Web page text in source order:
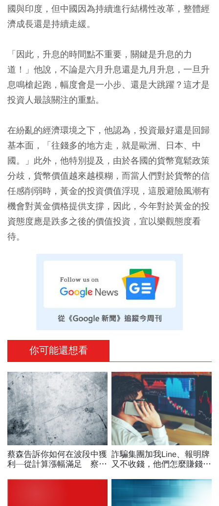
國與印度，但中國因為持續進行結構性改革，整體經
濟成長還是持續走緩。
「因此，升息的時間點不重要，關鍵是升息的力
道！」他說，不論是六月升息還是九月升息，一旦升
息鳴槍起跑，幅度會是一小步、還是大跳躍？這才是
投資人最該關注的重點。
在紛亂的經濟環境之下，他認為，投資最好還是回歸
基本面，「往錢多的地方走，就是歐洲、日本、中
國。」此外，他特別提及，由於各國的貨幣寬鬆政策
分歧，貨幣價值越來越模糊，而當人們對於貨幣的信
任感削弱時，黃金的投資價值浮現，這股避險風潮有
機會對黃金價格提供支撐，因此，今年對於黃金的投
資態度應是跌多之後的價值投資，宜以樂觀態度看
待。
你可能還想看
蔡森告訴你如何在波段中獲
利—從計算漲幅滿足 察覺
詐騙集團加我Line、報明牌
又不收錢，他們怎麼賺錢？
後的秘密